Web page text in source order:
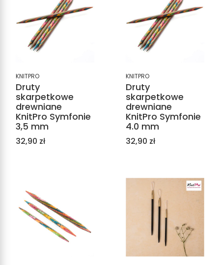
KNITPRO
Druty
skarpetkowe
drewniane
KnitPro Symfonie
3,5 mm
Cena
32,90 zł
KNITPRO
Druty
skarpetkowe
drewniane
KnitPro Symfonie
4.0 mm
Cena
32,90 zł